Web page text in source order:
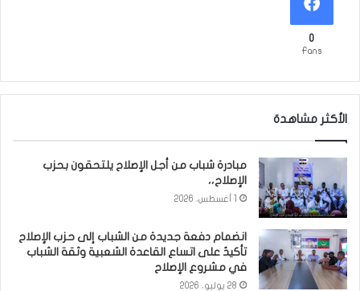
0
Fans
الأكثر مشاهدة
مبادرة شباب من أجل الإصلاح يلتحقون بحزب
الإصلاح،،
انضمام دفعة جديدة من الشباب إلى حزب الإصلاح
تأكيدٌ على اتساع القاعدة الشعبية وثقة الشباب
في مشروع الإصلاح
28 يوليو، 2026